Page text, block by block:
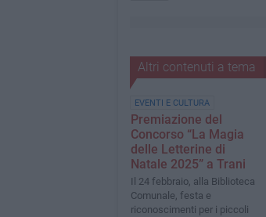
Altri contenuti a tema
EVENTI E CULTURA
Premiazione del
Concorso “La Magia
delle Letterine di
Natale 2025” a Trani
Il 24 febbraio, alla Biblioteca
Comunale, festa e
riconoscimenti per i piccoli